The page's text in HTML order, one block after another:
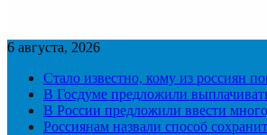
6 августа, 2026
Стало известно, кому из россиян
В Госдуме предложили
В России предложили ввести
Россиянам назвали способ